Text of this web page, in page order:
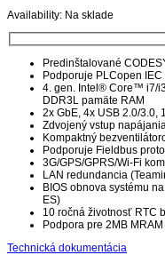
Availability: Na sklade
Predinštalované
Podporuje PLCopen
4. gen. Intel® Core™ i7/
DDR3L pamäte RAM
2x GbE, 4x USB 2.0/3.0,
Zdvojený vstup
Kompaktný
Podporuje Fieldbus
3G/GPS/GPRS/Wi-Fi
LAN redundancia
BIOS obnova systému
ES)
10 ročná životnosť RTC
Podpora pre 2MB
Technická dokumentácia